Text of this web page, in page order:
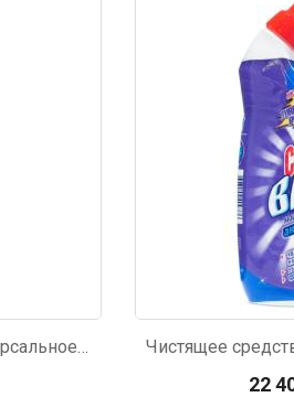
Средство чистящее универсальное ЧисТин Универсал 750г
22